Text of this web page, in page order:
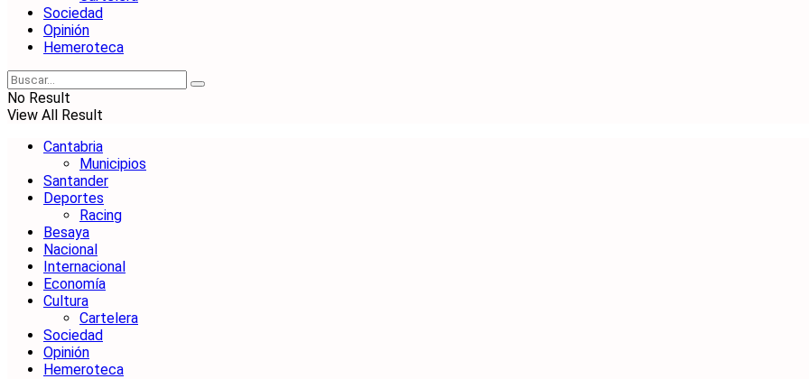
Sociedad
Opinión
Hemeroteca
No Result
View All Result
Cantabria
Municipios
Santander
Deportes
Racing
Besaya
Nacional
Internacional
Economía
Cultura
Cartelera
Sociedad
Opinión
Hemeroteca